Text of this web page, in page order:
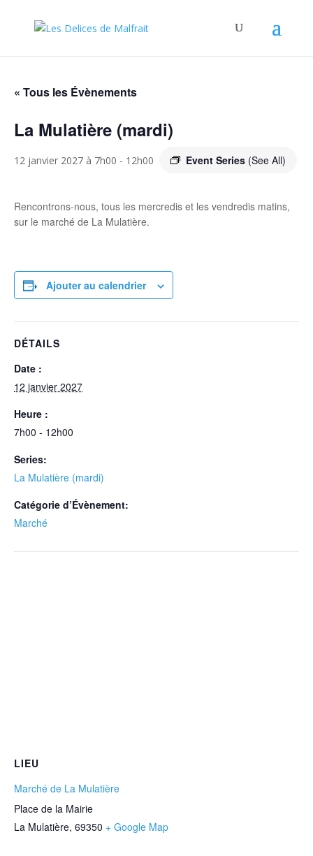
« Tous les Évènements
La Mulatière (mardi)
12 janvier 2027 à 7h00 - 12h00 Event Series (See All)
Rencontrons-nous, tous les mercredis et les vendredis matins,
sur le marché de La Mulatière.
Ajouter au calendrier
DÉTAILS
Date :
12 janvier 2027
Heure :
7h00 - 12h00
Series:
La Mulatière (mardi)
Catégorie d’Évènement:
Marché
LIEU
Marché de La Mulatière
Place de la Mairie
La Mulatière, 69350 + Google Map